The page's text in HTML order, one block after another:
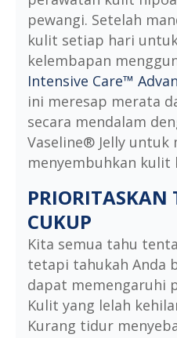
pewangi. Setelah
kulit setiap hari
kelembapan
Intensive Care™
ini meresap merata
secara mendalam
Vaseline® Jelly untuk
menyembuhkan kulit
PRIORITASKAN
CUKUP
Kita semua tahu
tetapi tahukah Anda
dapat memengaruhi
Kulit yang lelah
Kurang tidur